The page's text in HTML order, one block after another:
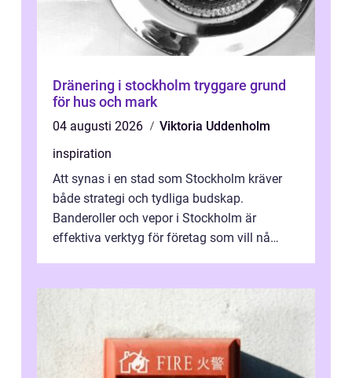
Dränering i stockholm tryggare grund
för hus och mark
04 augusti 2026
Viktoria Uddenholm
inspiration
Att synas i en stad som Stockholm kräver
både strategi och tydliga budskap.
Banderoller och vepor i Stockholm är
effektiva verktyg för företag som vill nå